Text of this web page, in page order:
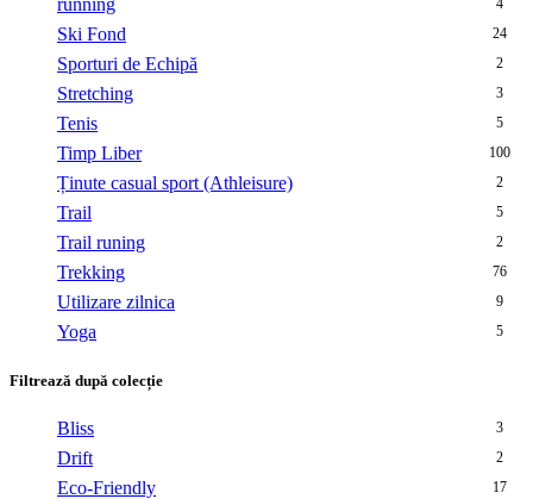
running 4
Ski Fond 24
Sporturi de Echipă 2
Stretching 3
Tenis 5
Timp Liber 100
Ținute casual sport (Athleisure) 2
Trail 5
Trail runing 2
Trekking 76
Utilizare zilnica 9
Yoga 5
Filtrează după colecție
Bliss 3
Drift 2
Eco-Friendly 17